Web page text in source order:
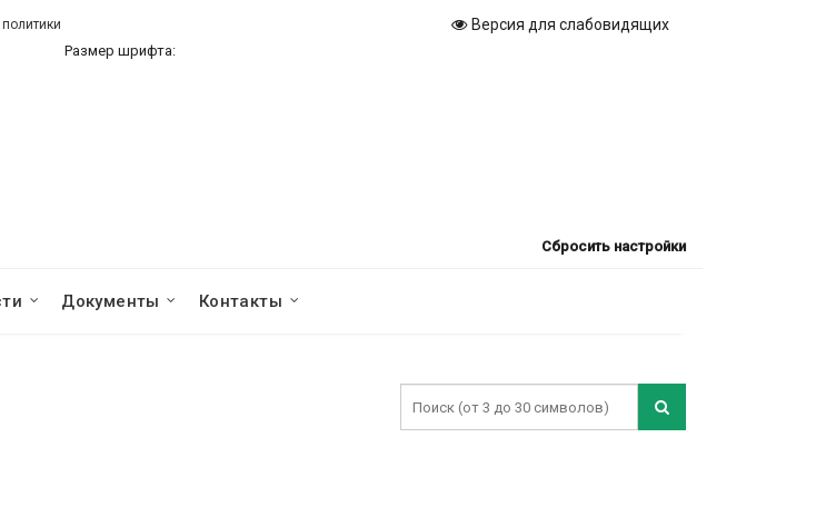
Версия для слабовидящих
Размер шрифта:
Сбросить настройки
Документы Контакты